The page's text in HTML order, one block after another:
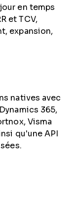
en temps
et TCV,
expansion,
natives avec
365,
Visma
qu'une API